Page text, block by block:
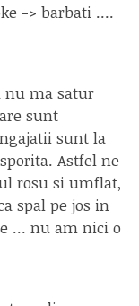
-> barbati ….
nu ma satur
sunt
sunt la
Astfel ne
rosu si umflat,
spal pe jos in
… nu am nici o